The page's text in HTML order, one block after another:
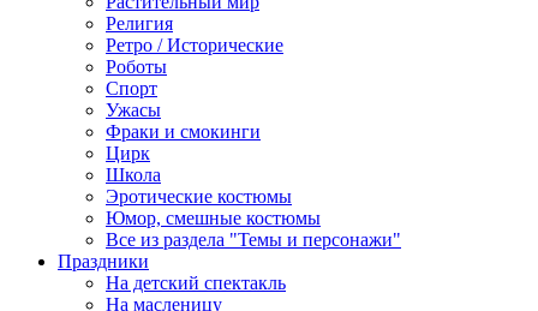
Религия
Ретро / Исторические
Роботы
Спорт
Ужасы
Фраки и смокинги
Цирк
Школа
Эротические костюмы
Юмор, смешные костюмы
Все из раздела "Темы и персонажи"
Праздники
На детский спектакль
На масленицу